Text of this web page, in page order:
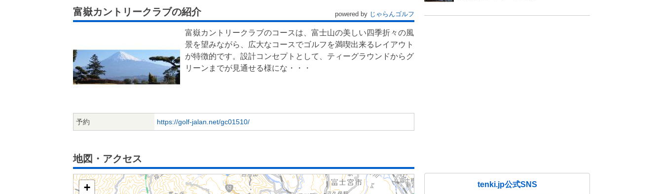
富嶽カントリークラブの紹介 powered by じゃらんゴルフ
富嶽カントリークラブのコースは、富士山の美しい四季折々の風
景を望みながら、広大なコースでゴルフを満喫出来るレイアウト
が特徴的です。設計コンセプトとして、ティーグラウンドからグ
リーンまでが見通せる様にな・・・
予約 https://golf-jalan.net/gc01510/
地図・アクセス
+ tenki.jp公式SNS